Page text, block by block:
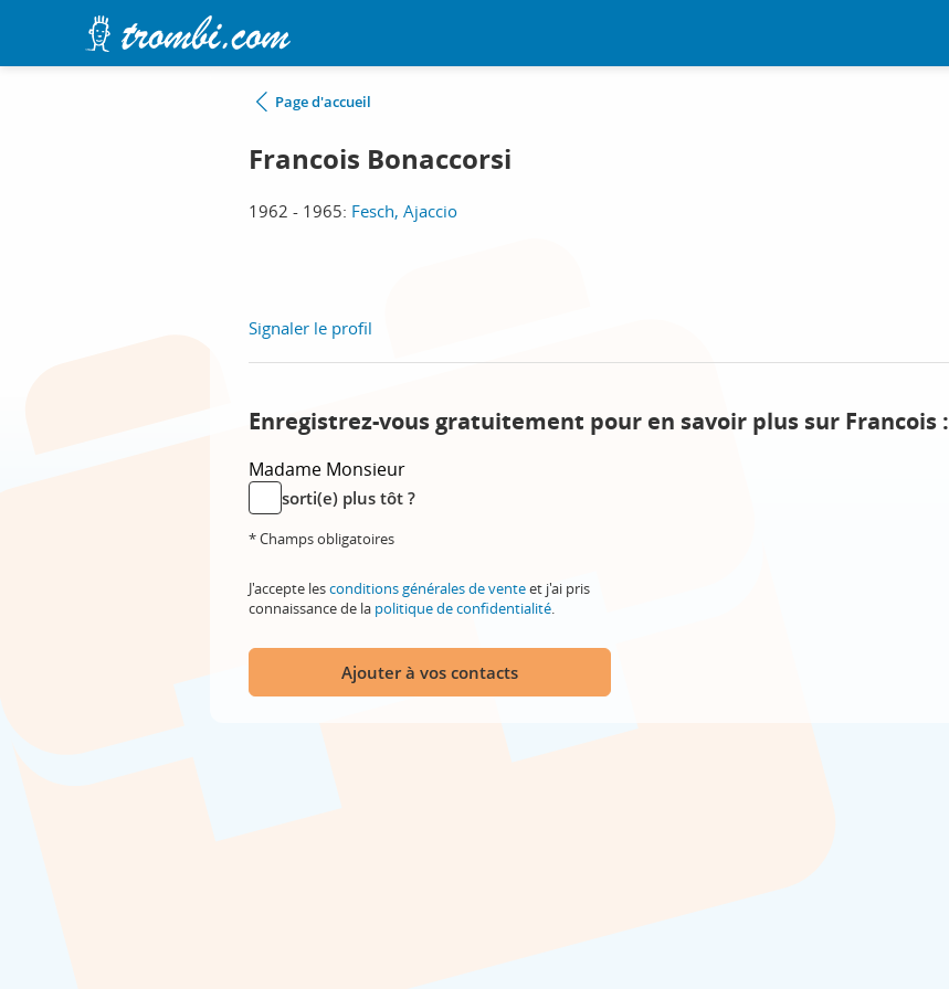
Page d'accueil
Francois Bonaccorsi
1962 - 1965: Fesch, Ajaccio
Signaler le profil
Enregistrez-vous gratuitement pour en savoir plus sur Francois :
Madame Monsieur
sorti(e) plus tôt ?
* Champs obligatoires
J'accepte lesconditions générales de venteet j'ai pris
connaissance de la politique de confidentialité.
Ajouter à vos contacts